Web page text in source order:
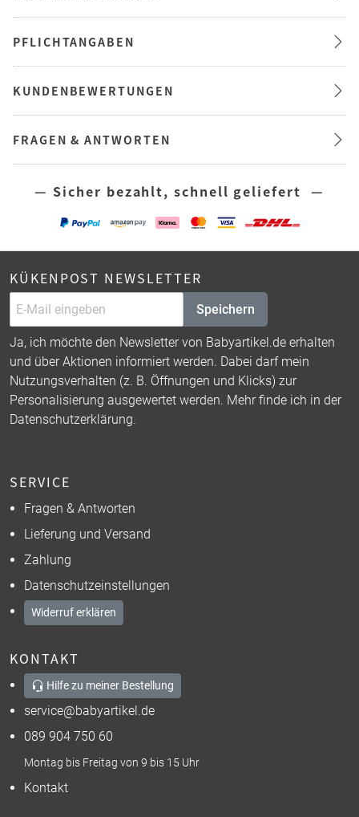
PFLICHTANGABEN
KUNDENBEWERTUNGEN
FRAGEN & ANTWORTEN
— Sicher bezahlt, schnell geliefert —
KÜKENPOST NEWSLETTER
Speichern
Ja, ich möchte den Newsletter von Babyartikel.de erhalten
und über Aktionen informiert werden. Dabei darf mein
Nutzungsverhalten (z. B. Öffnungen und Klicks) zur
Personalisierung ausgewertet werden. Mehr finde ich in der
Datenschutzerklärung.
SERVICE
Fragen & Antworten
Lieferung und Versand
Zahlung
Datenschutzeinstellungen
Widerruf erklären
KONTAKT
Hilfe zu meiner Bestellung
service@babyartikel.de
089 904 750 60
Montag bis Freitag von 9 bis 15 Uhr
Kontakt